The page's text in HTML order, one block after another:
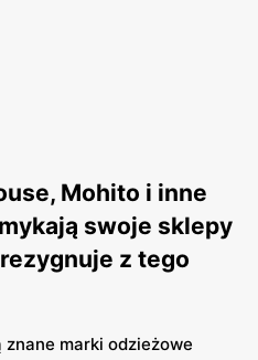
Mohito i inne
swoje sklepy
rezygnuje z tego
marki odzieżowe